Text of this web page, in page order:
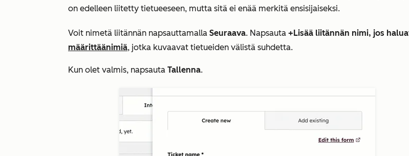
on edelleen liitetty tietueeseen, mutta sitä ei enää merkitä ensisijaiseksi.
Voit nimetä liitännän napsauttamalla Seuraava. Napsauta +Lisää liitännän nimi, jos
määrittäänimiä, jotka kuvaavat tietueiden välistä suhdetta.
Kun olet valmis, napsauta Tallenna.